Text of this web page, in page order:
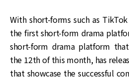
With short-forms such as
the first short-form drama
short-form drama platform
the 12th of this month, has
that showcase the successful